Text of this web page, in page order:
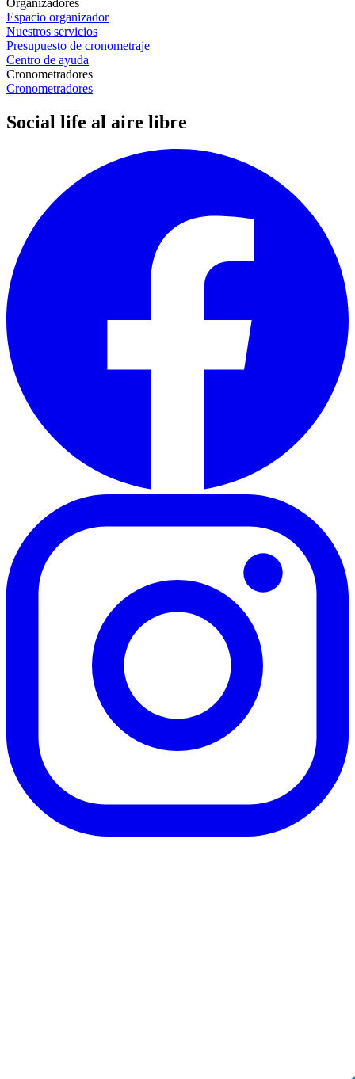
Organizadores
Espacio organizador
Nuestros servicios
Presupuesto de cronometraje
Centro de ayuda
Cronometradores
Cronometradores
Social life al aire libre